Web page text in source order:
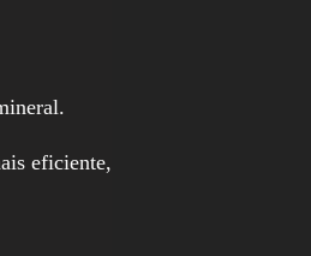
eficiente,